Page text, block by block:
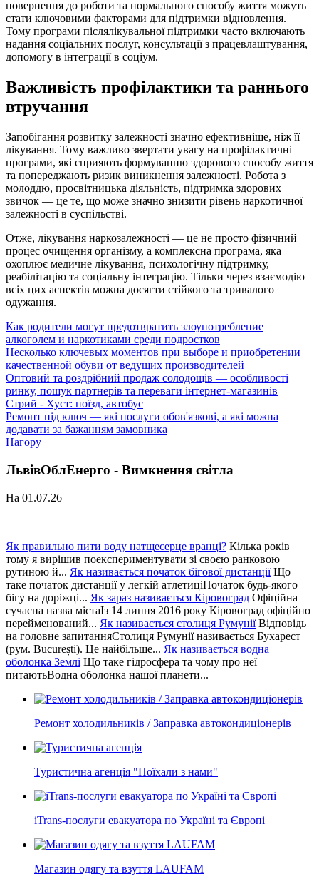
повернення до роботи та нормального способу життя можуть
стати ключовими факторами для підтримки відновлення.
Тому програми післялікувальної підтримки часто включають
надання соціальних послуг, консультації з працевлаштування,
допомогу в інтеграції в соціум.
Важливість профілактики та раннього
втручання
Запобігання розвитку залежності значно ефективніше, ніж її
лікування. Тому важливо звертати увагу на профілактичні
програми, які сприяють формуванню здорового способу життя
та попереджають ризик виникнення залежності. Робота з
молоддю, просвітницька діяльність, підтримка здорових
звичок — це те, що може значно знизити рівень наркотичної
залежності в суспільстві.
Отже, лікування наркозалежності — це не просто фізичний
процес очищення організму, а комплексна програма, яка
охоплює медичне лікування, психологічну підтримку,
реабілітацію та соціальну інтеграцію. Тільки через взаємодію
всіх цих аспектів можна досягти стійкого та тривалого
одужання.
Как родители могут предотвратить злоупотребление
алкоголем и наркотиками среди подростков
Несколько ключевых моментов при выборе и приобретении
качественной обуви от ведущих производителей
Оптовий та роздрібний продаж солодощів — особливості
ринку, пошук партнерів та переваги інтернет-магазинів
Стрий - Хуст: поїзд, автобус
Ремонт під ключ — які послуги обов'язкові, а які можна
додавати за бажанням замовника
Нагору
ЛьвівОблЕнерго - Вимкнення світла
На 01.07.26
Як правильно пити воду натщесерце вранці? Кілька років
тому я вирішив поекспериментувати зі своєю ранковою
рутиною й... Як називається початок бігової дистанції Що
таке початок дистанції у легкій атлетиціПочаток будь-якого
бігу на доріжці... Як зараз називається Кіровоград Офіційна
сучасна назва містаІз 14 липня 2016 року Кіровоград офіційно
перейменований... Як називається столиця Румунії Відповідь
на головне запитанняСтолиця Румунії називається Бухарест
(рум. București). Це найбільше... Як називається водна
оболонка Землі Що таке гідросфера та чому про неї
питаютьВодна оболонка нашої планети...
Ремонт холодильників / Заправка автокондиціонерів
Туристична агенція "Поїхали з нами"
iTrans-послуги евакуатора по Україні та Європі
Магазин одягу та взуття LAUFAM